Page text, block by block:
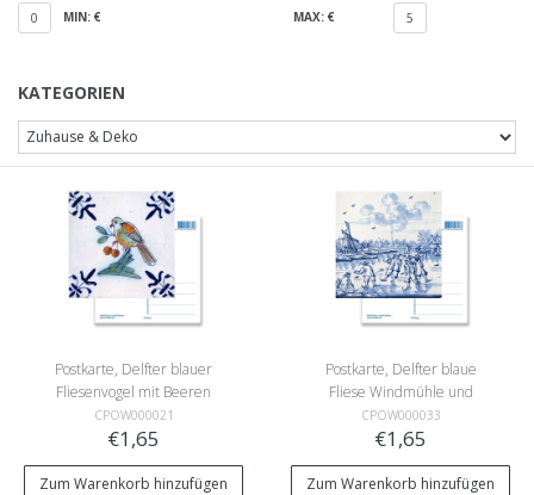
0 MIN: € MAX: € 5
KATEGORIEN
Postkarte, Delfter blauer
Fliesenvogel mit Beeren
CPOW000021
€1,65
Zum Warenkorb hinzufügen
Postkarte, Delfter blaue
Fliese Windmühle und
Skater
CPOW000033
€1,65
Zum Warenkorb hinzufügen